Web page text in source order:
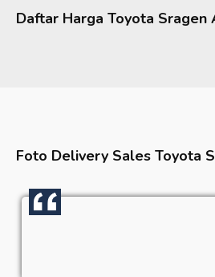
Daftar Harga Toyota Sragen
Foto Delivery Sales Toyota